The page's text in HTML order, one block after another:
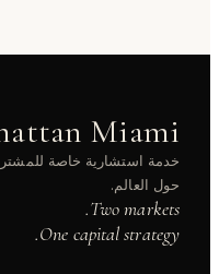
Miami
خدمة استشارية خاصة
حول العالم.
Two markets.
One capital strategy.